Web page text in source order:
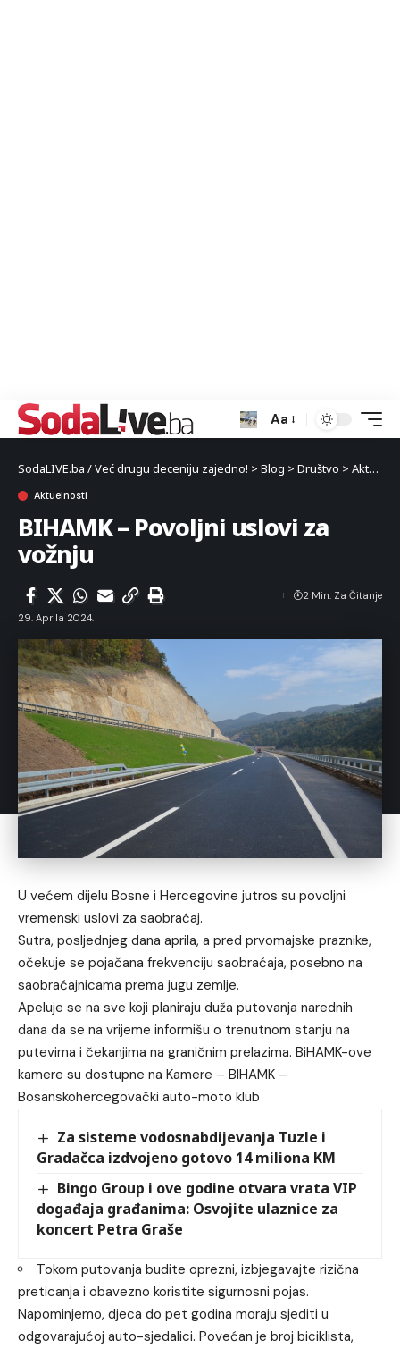
Aa
SodaLIVE.ba / Već drugu deceniju zajedno! > Blog > Društvo > Aktuelnosti
Aktuelnosti
BIHAMK – Povoljni uslovi za
vožnju
29. Aprila 2024.
2 Min. Za Čitanje
U većem dijelu Bosne i Hercegovine jutros su povoljni
vremenski uslovi za saobraćaj.
Sutra, posljednjeg dana aprila, a pred prvomajske praznike,
očekuje se pojačana frekvenciju saobraćaja, posebno na
saobraćajnicama prema jugu zemlje.
Apeluje se na sve koji planiraju duža putovanja narednih
dana da se na vrijeme informišu o trenutnom stanju na
putevima i čekanjima na graničnim prelazima. BiHAMK-ove
kamere su dostupne na Kamere – BIHAMK –
Bosanskohercegovački auto-moto klub
Za sisteme vodosnabdijevanja Tuzle i
Gradačca izdvojeno gotovo 14 miliona KM
Bingo Group i ove godine otvara vrata VIP
događaja građanima: Osvojite ulaznice za
koncert Petra Graše
Tokom putovanja budite oprezni, izbjegavajte rizična
preticanja i obavezno koristite sigurnosni pojas.
Napominjemo, djeca do pet godina moraju sjediti u
odgovarajućoj auto-sjedalici. Povećan je broj biciklista,